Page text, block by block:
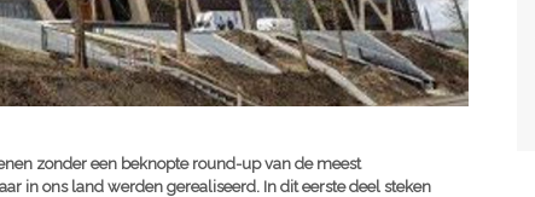
zonder een beknopte round-up van de meest
in ons land werden gerealiseerd. In dit eerste deel steken